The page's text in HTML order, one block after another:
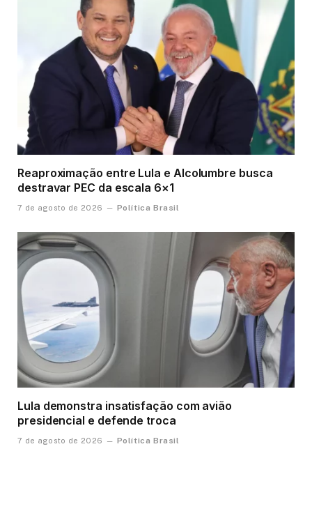
Reaproximação entre Lula e Alcolumbre busca
destravar PEC da escala 6×1
7 de agosto de 2026 Política Brasil
Lula demonstra insatisfação com avião
presidencial e defende troca
7 de agosto de 2026 Política Brasil